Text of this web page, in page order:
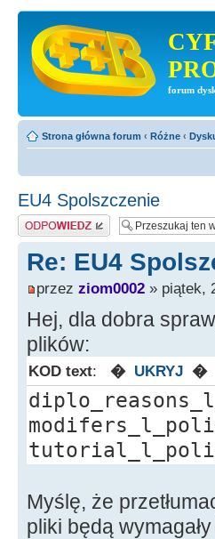
forum
Strona główna forum ‹ Różne ‹
EU4 Spolszczenie
Odpowiedz
Re: EU4
przez ziom0002 » piątek,
Hej, dla dobra
plików:
KOD text: � UKRYJ �
Myślę, że
pliki będą